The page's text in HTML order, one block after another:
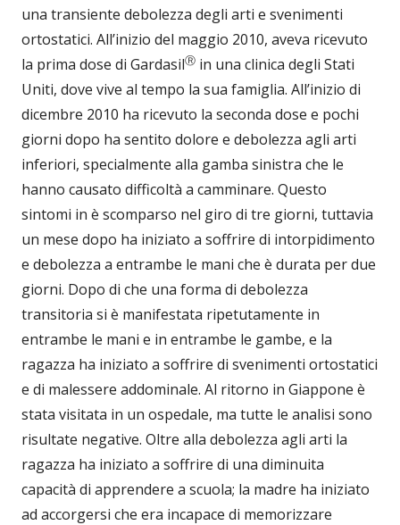
una transiente debolezza degli arti e svenimenti
ortostatici. All’inizio del maggio 2010, aveva ricevuto
la prima dose di GardasilⓇ in una clinica degli Stati
Uniti, dove vive al tempo la sua famiglia. All’inizio di
dicembre 2010 ha ricevuto la seconda dose e pochi
giorni dopo ha sentito dolore e debolezza agli arti
inferiori, specialmente alla gamba sinistra che le
hanno causato difficoltà a camminare. Questo
sintomi in è scomparso nel giro di tre giorni, tuttavia
un mese dopo ha iniziato a soffrire di intorpidimento
e debolezza a entrambe le mani che è durata per due
giorni. Dopo di che una forma di debolezza
transitoria si è manifestata ripetutamente in
entrambe le mani e in entrambe le gambe, e la
ragazza ha iniziato a soffrire di svenimenti ortostatici
e di malessere addominale. Al ritorno in Giappone è
stata visitata in un ospedale, ma tutte le analisi sono
risultate negative. Oltre alla debolezza agli arti la
ragazza ha iniziato a soffrire di una diminuita
capacità di apprendere a scuola; la madre ha iniziato
ad accorgersi che era incapace di memorizzare